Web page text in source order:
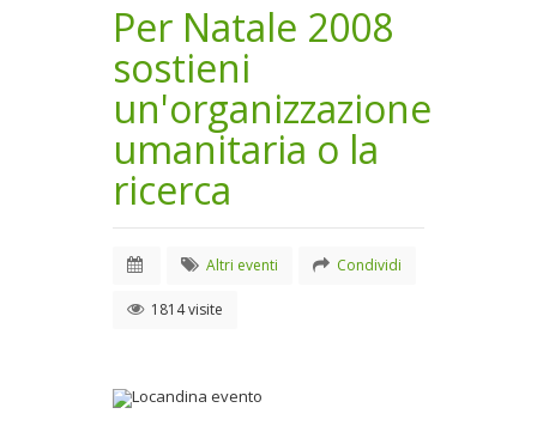
Per Natale 2008
sostieni
un'organizzazione
umanitaria o la
ricerca
Altri eventi Condividi
1814 visite